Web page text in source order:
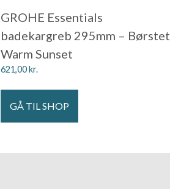
GROHE Essentials
badekargreb 295mm – Børstet
Warm Sunset
621,00kr.
GÅ TIL SHOP